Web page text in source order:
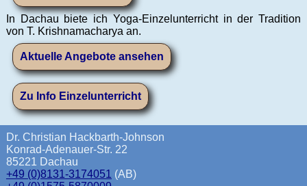
In Dachau biete ich Yoga-Einzelunterricht in der Tradition
von T. Krishnamacharya an.
Aktuelle Angebote ansehen
Zu Info Einzelunterricht
Dr. Christian Hackbarth-Johnson
Konrad-Adenauer-Str. 22
85221 Dachau
+49 (0)8131-3174051 (AB)